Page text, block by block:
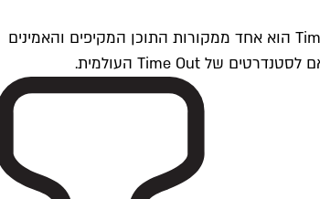
Time Outתל אביב הוא חלק מרשת Time Out Global — רשת מדיה בינלאומית הפועלת ב-360 ערים מרכזיות וב-60 מדינות ברחבי העולם. Time Out הוא אחד ממקורות התוכן המקיפים והאמינים